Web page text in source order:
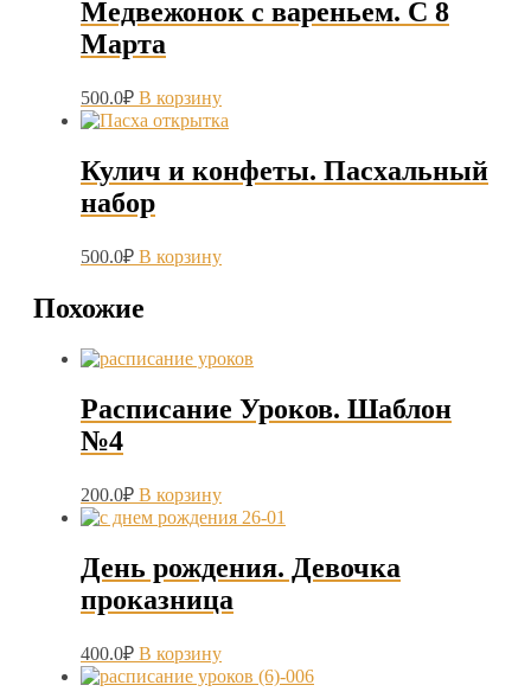
Медвежонок с вареньем. С 8
Марта
500.0₽ В корзину
Кулич и конфеты. Пасхальный
набор
500.0₽ В корзину
Похожие
Расписание Уроков. Шаблон
№4
200.0₽ В корзину
День рождения. Девочка
проказница
400.0₽ В корзину